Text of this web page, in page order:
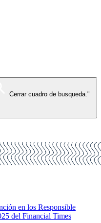
Cerrar cuadro de busqueda."
en los Responsible
del Financial Times